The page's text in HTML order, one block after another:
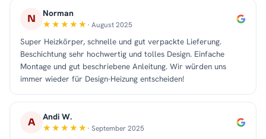
N Norman
· August 2025
Super Heizkörper, schnelle und gut verpackte Lieferung.
Beschichtung sehr hochwertig und tolles Design. Einfache
Montage und gut beschriebene Anleitung. Wir würden uns
immer wieder für Design-Heizung entscheiden!
A Andi W.
· September 2025